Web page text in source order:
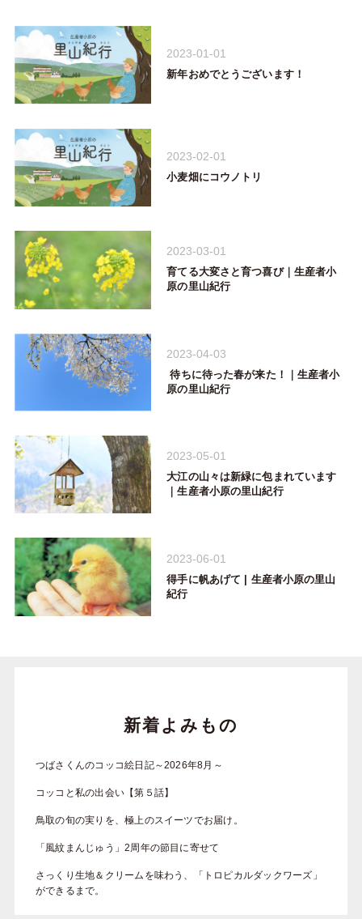
2023-01-01
新年おめでとうございます！
2023-02-01
小麦畑にコウノトリ
2023-03-01
育てる大変さと育つ喜び｜生産者小
原の里山紀行
2023-04-03
待ちに待った春が来た！｜生産者小
原の里山紀行
2023-05-01
大江の山々は新緑に包まれています
｜生産者小原の里山紀行
2023-06-01
得手に帆あげて | 生産者小原の里山
紀行
新着よみもの
つばさくんのコッコ絵日記～2026年8月～
コッコと私の出会い【第５話】
鳥取の旬の実りを、極上のスイーツでお届け。
「風紋まんじゅう」2周年の節目に寄せて
さっくり生地＆クリームを味わう、「トロピカルダックワーズ」
ができるまで。